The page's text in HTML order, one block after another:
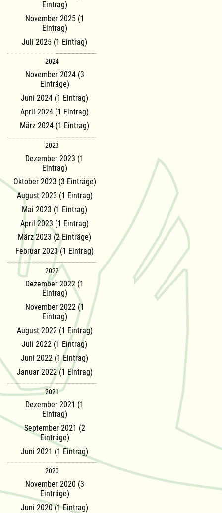
Eintrag)
November 2025 (1
Eintrag)
Juli 2025 (1 Eintrag)
2024
November 2024 (3
Einträge)
Juni 2024 (1 Eintrag)
April 2024 (1 Eintrag)
März 2024 (1 Eintrag)
2023
Dezember 2023 (1
Eintrag)
Oktober 2023 (3 Einträge)
August 2023 (1 Eintrag)
Mai 2023 (1 Eintrag)
April 2023 (1 Eintrag)
März 2023 (2 Einträge)
Februar 2023 (1 Eintrag)
2022
Dezember 2022 (1
Eintrag)
November 2022 (1
Eintrag)
August 2022 (1 Eintrag)
Juli 2022 (1 Eintrag)
Juni 2022 (1 Eintrag)
Januar 2022 (1 Eintrag)
2021
Dezember 2021 (1
Eintrag)
September 2021 (2
Einträge)
Juni 2021 (1 Eintrag)
2020
November 2020 (3
Einträge)
Juni 2020 (1 Eintrag)